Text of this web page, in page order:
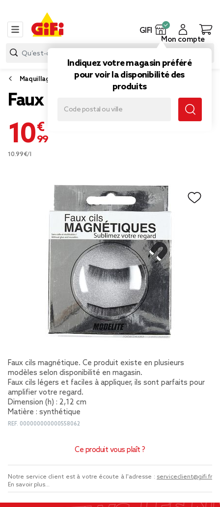
GIFI
Indiquez votre magasin préféré
pour voir la disponibilité des
produits
Mon compte
Maquillage
Faux cils magnétique noire
10,99 €
10.99€/l
Faux cils magnétique. Ce produit existe en plusieurs
modèles selon disponibilité en magasin.
Faux cils légers et faciles à appliquer, ils sont parfaits pour
amplifier votre regard.
Dimension (h) : 2,12 cm
Matière : synthétique
REF. 000000000000558062
Ce produit vous plaît ?
Notre service client est à votre écoute à l'adresse : serviceclient@gifi.fr
En savoir plus...